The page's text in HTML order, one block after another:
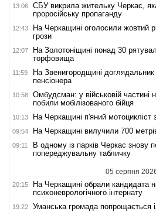
13:06
СБУ викрила жительку Черкас,
проросійську пропаганду
12:43
На Черкащині оголосили жовтий
грози
12:07
На Золотоніщині понад 30
торфовища
11:59
На Звенигородщині
пенсіонера
10:58
Омбудсман: у військовій частині
побили мобілізованого бійця
10:13 На Черкащині п'яний мотоцикліст
09:54 На Черкащині вилучили 700
09:11
В одному із парків Черкас знову
попереджувальну табличку
05 серпня
20:15
На Черкащині обрали кандидата
психоневрологічного інтернату
19:22 Уманська громада попрощається